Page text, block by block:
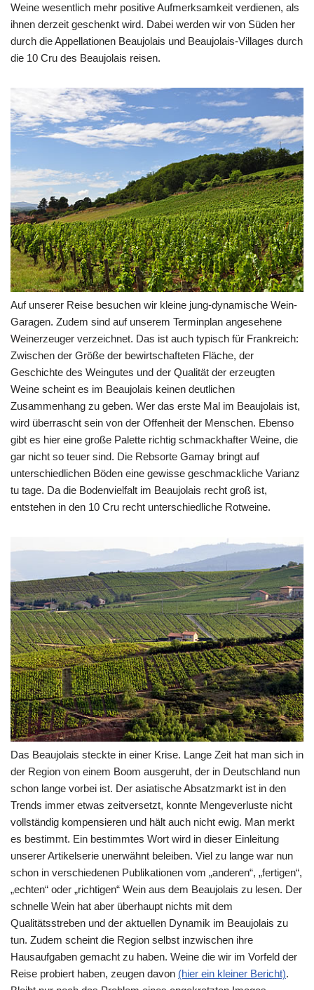
Weine wesentlich mehr positive Aufmerksamkeit verdienen, als
ihnen derzeit geschenkt wird. Dabei werden wir von Süden her
durch die Appellationen Beaujolais und Beaujolais-Villages durch
die 10 Cru des Beaujolais reisen.
Auf unserer Reise besuchen wir kleine jung-dynamische Wein-
Garagen. Zudem sind auf unserem Terminplan angesehene
Weinerzeuger verzeichnet. Das ist auch typisch für Frankreich:
Zwischen der Größe der bewirtschafteten Fläche, der
Geschichte des Weingutes und der Qualität der erzeugten
Weine scheint es im Beaujolais keinen deutlichen
Zusammenhang zu geben. Wer das erste Mal im Beaujolais ist,
wird überrascht sein von der Offenheit der Menschen. Ebenso
gibt es hier eine große Palette richtig schmackhafter Weine, die
gar nicht so teuer sind. Die Rebsorte Gamay bringt auf
unterschiedlichen Böden eine gewisse geschmackliche Varianz
tu tage. Da die Bodenvielfalt im Beaujolais recht groß ist,
entstehen in den 10 Cru recht unterschiedliche Rotweine.
Das Beaujolais steckte in einer Krise. Lange Zeit hat man sich in
der Region von einem Boom ausgeruht, der in Deutschland nun
schon lange vorbei ist. Der asiatische Absatzmarkt ist in den
Trends immer etwas zeitversetzt, konnte Mengeverluste nicht
vollständig kompensieren und hält auch nicht ewig. Man merkt
es bestimmt. Ein bestimmtes Wort wird in dieser Einleitung
unserer Artikelserie unerwähnt beleiben. Viel zu lange war nun
schon in verschiedenen Publikationen vom „anderen“, „fertigen“,
„echten“ oder „richtigen“ Wein aus dem Beaujolais zu lesen. Der
schnelle Wein hat aber überhaupt nichts mit dem
Qualitätsstreben und der aktuellen Dynamik im Beaujolais zu
tun. Zudem scheint die Region selbst inzwischen ihre
Hausaufgaben gemacht zu haben. Weine die wir im Vorfeld der
Reise probiert haben, zeugen davon (hier ein kleiner Bericht).